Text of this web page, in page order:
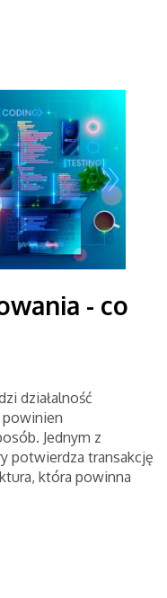
- co
działalność
powinien
Jednym z
potwierdza transakcję
która powinna